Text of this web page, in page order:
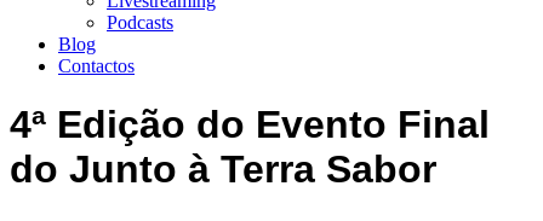
Podcasts
Blog
Contactos
4ª Edição do Evento Final
do Junto à Terra Sabor